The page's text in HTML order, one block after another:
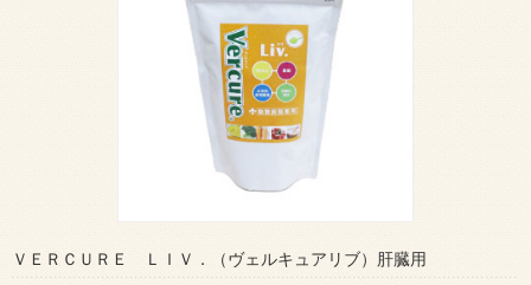
ＶＥＲＣＵＲＥ ＬＩＶ．（ヴェルキュアリブ）肝臓用